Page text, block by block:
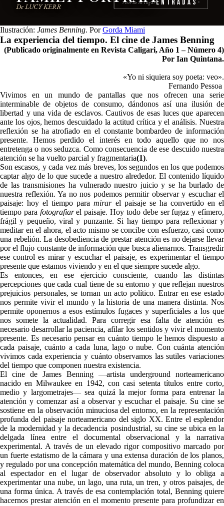
De LUCY KERR
reserva tu lugarEntradas ›
Ilustración: James Benning. PorGorda Miami
La experiencia del tiempo. El cine de James Benning
(Publicado originalmente en Revista Caligari, Año 1 – Número 4)
Por Ian Quintana.
«Yo ni siquiera soy poeta: veo».
Fernando Pessoa
Vivimos en un mundo de pantallas que nos ofrecen una serie
interminable de objetos de consumo, dándonos así una ilusión de
libertad y una vida de esclavos. Cautivos de esas luces que aparecen
ante los ojos, hemos descuidado la actitud crítica y el análisis. Nuestra
reflexión se ha atrofiado en el constante bombardeo de información
presente. Hemos perdido el interés en todo aquello que no nos
entretenga o nos seduzca. Como consecuencia de ese descuido nuestra
atención se ha vuelto parcial y fragmentaria(1).
Son escasos, y cada vez más breves, los segundos en los que podemos
captar algo de lo que sucede a nuestro alrededor. El contenido líquido
de las transmisiones ha vulnerado nuestro juicio y se ha burlado de
nuestra reflexión. Ya no nos podemos permitir observar y escuchar el
paisaje: hoy el tiempo paramirarel paisaje se ha convertido en el
tiempo para fotografiarel paisaje. Hoy todo debe ser fugaz y efímero,
frágil y pequeño, viral y punzante. Si hay tiempo para reflexionar y
meditar en el ahora, el acto mismo se concibe con esfuerzo, casi como
una rebelión. La desobediencia de prestar atención es no dejarse llevar
por el flujo constante de información que busca alienarnos. Transgredir
ese control es mirar y escuchar el paisaje, es experimentar el tiempo
presente que estamos viviendo y en el que siempre sucede algo.
Es entonces, en ese ejercicio consciente, cuando las distintas
percepciones que cada cual tiene de su entorno y que reflejan nuestros
prejuicios personales, se tornan un acto político. Entrar en ese estado
nos permite vivir el mundo y la historia de una manera distinta. Nos
permite oponernos a esos estímulos fugaces y superficiales a los que
nos somete la actualidad. Para corregir esa falta de atención es
necesario desarrollar la paciencia, afilar los sentidos y vivir el momento
presente. Es necesario pensar en cuánto tiempo le hemos dispuesto a
cada paisaje, cuánto a cada luna, lago o nube. Con cuánta atención
vivimos cada experiencia y cuánto observamos las sutiles variaciones
del tiempo que componen nuestra existencia.
El cine de James Benning —artista underground norteamericano
nacido en Milwaukee en 1942, con casi setenta títulos entre corto,
medio y largometrajes— sea quizá la mejor forma para entrenar la
atención y comenzar así a observar y escuchar el paisaje. Su cine se
sostiene en la observación minuciosa del entorno, en la representación
profunda del paisaje norteamericano del siglo XX. Entre el esplendor
de la modernidad y la decadencia posindustrial, su cine se ubica en la
delgada línea entre el documental observacional y la narrativa
experimental. A través de un elevado rigor compositivo marcado por
un fuerte estatismo de la cámara y una extensa duración de los planos,
y regulado por una concepción matemática del mundo, Benning coloca
al espectador en el lugar de observador absoluto y lo obliga a
experimentar una nube, un lago, una ruta, un tren, y otros paisajes, de
una forma única. A través de esa contemplación total, Benning quiere
hacernos prestar atención en el momento presente para profundizar en